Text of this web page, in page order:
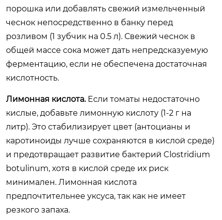
порошка или добавлять свежий измельченный
чеснок непосредственно в банку перед
розливом (1 зубчик на 0.5 л). Свежий чеснок в
общей массе сока может дать непредсказуемую
ферментацию, если не обеспечена достаточная
кислотность.
Лимонная кислота.Если томаты недостаточно
кислые, добавьте лимонную кислоту (1-2 г на
литр). Это стабилизирует цвет (антоцианы и
каротиноиды лучше сохраняются в кислой среде)
и предотвращает развитие бактерий Clostridium
botulinum, хотя в кислой среде их риск
минимален. Лимонная кислота
предпочтительнее уксуса, так как не имеет
резкого запаха.